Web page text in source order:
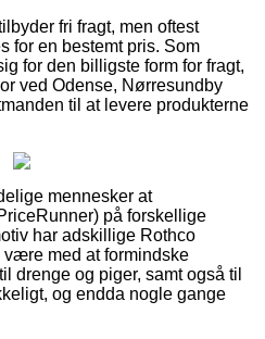
fri fragt, men oftest
for en bestemt pris. Som
for den billigste form for fragt,
ved Odense, Nørresundby
til at levere produkterne
mennesker at
på forskellige
har adskillige Rothco
med at formindske
drenge og piger, samt også til
og endda nogle gange